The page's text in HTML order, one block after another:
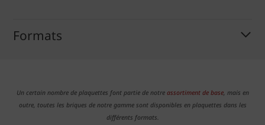
Formats
Un certain nombre de plaquettes font partie de notre assortiment de base, mais en
outre, toutes les briques de notre gamme sont disponibles en plaquettes dans les
différents formats.